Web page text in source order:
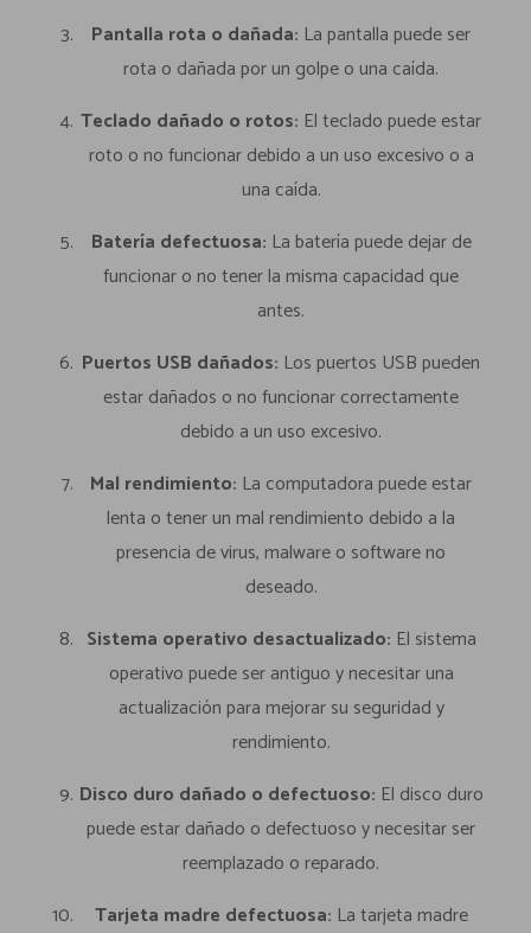
Pantalla rota o dañada: La pantalla puede ser
rota o dañada por un golpe o una caída.
Teclado dañado o rotos: El teclado puede estar
roto o no funcionar debido a un uso excesivo o a
una caída.
Batería defectuosa: La batería puede dejar de
funcionar o no tener la misma capacidad que
antes.
Puertos USB dañados: Los puertos USB pueden
estar dañados o no funcionar correctamente
debido a un uso excesivo.
Mal rendimiento: La computadora puede estar
lenta o tener un mal rendimiento debido a la
presencia de virus, malware o software no
deseado.
Sistema operativo desactualizado: El sistema
operativo puede ser antiguo y necesitar una
actualización para mejorar su seguridad y
rendimiento.
Disco duro dañado o defectuoso: El disco duro
puede estar dañado o defectuoso y necesitar ser
reemplazado o reparado.
Tarjeta madre defectuosa: La tarjeta madre